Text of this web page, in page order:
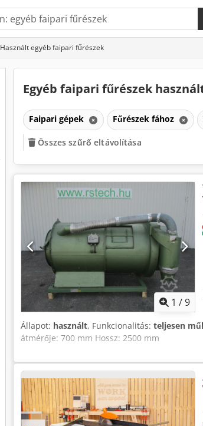
Használt egyéb faipari fűrészek
Egyéb faipari fűrészek
Faipari gépek Fűrészek fához
Összes szűrő eltávolítása
1 /9
Állapot: használt, Funkcionalitás: teljesen
átmérője: 700 mm Hossz: 2500 mm